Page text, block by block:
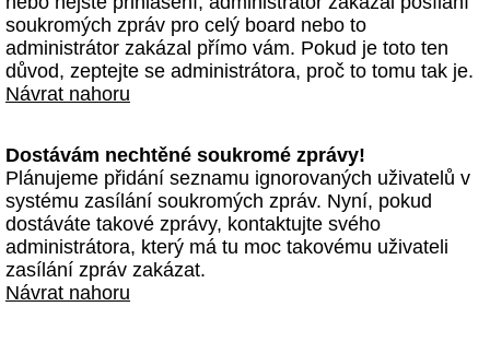
soukromých zpráv pro celý board nebo to
administrátor zakázal přímo vám. Pokud je toto ten
důvod, zeptejte se administrátora, proč to tomu tak je.
Návrat nahoru
Dostávám nechtěné soukromé zprávy!
Plánujeme přidání seznamu ignorovaných uživatelů v
systému zasílání soukromých zpráv. Nyní, pokud
dostáváte takové zprávy, kontaktujte svého
administrátora, který má tu moc takovému uživateli
zasílání zpráv zakázat.
Návrat nahoru